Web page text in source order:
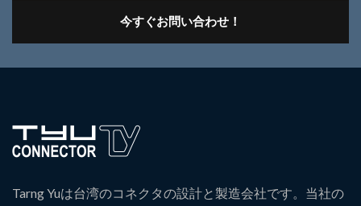
今すぐお問い合わせ！
Tarng Yuは台湾のコネクタの設計と製造会社です。当社の